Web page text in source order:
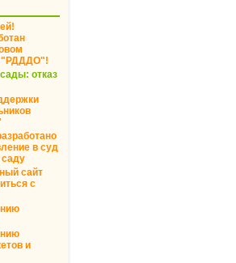
"РДДДО"!
отказ
в суд
саду
сайт
с
и